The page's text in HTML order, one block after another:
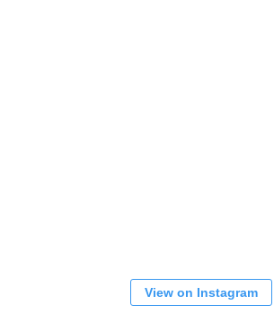
View on Instagram